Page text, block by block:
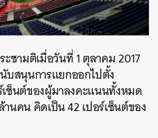
ชามติเมื่อวันที่ 1 ตุลาคม 2017
สนุนการแยกออกไปตั้ง
เซ็นต์ของผู้มาลงคะแนนทั้งหมด
นคน คิดเป็น 42 เปอร์เซ็นต์ของ